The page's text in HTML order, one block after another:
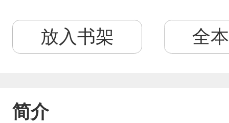
放入书架 全
简介